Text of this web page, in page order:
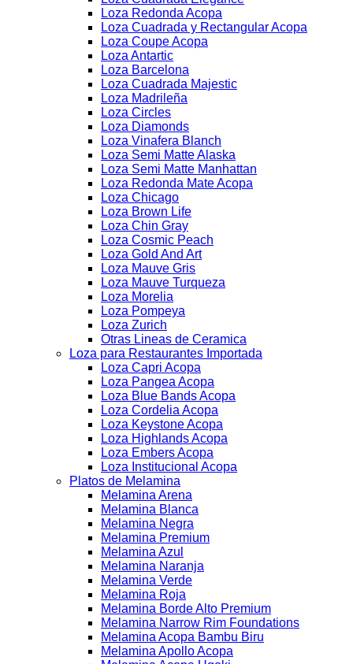
Loza Redonda Acopa
Loza Cuadrada y Rectangular Acopa
Loza Coupe Acopa
Loza Antartic
Loza Barcelona
Loza Cuadrada Majestic
Loza Madrileña
Loza Circles
Loza Diamonds
Loza Vinafera Blanch
Loza Semi Matte Alaska
Loza Semi Matte Manhattan
Loza Redonda Mate Acopa
Loza Chicago
Loza Brown Life
Loza Chin Gray
Loza Cosmic Peach
Loza Gold And Art
Loza Mauve Gris
Loza Mauve Turqueza
Loza Morelia
Loza Pompeya
Loza Zurich
Otras Lineas de Ceramica
Loza para Restaurantes Importada
Loza Capri Acopa
Loza Pangea Acopa
Loza Blue Bands Acopa
Loza Cordelia Acopa
Loza Keystone Acopa
Loza Highlands Acopa
Loza Embers Acopa
Loza Institucional Acopa
Platos de Melamina
Melamina Arena
Melamina Blanca
Melamina Negra
Melamina Premium
Melamina Azul
Melamina Naranja
Melamina Verde
Melamina Roja
Melamina Borde Alto Premium
Melamina Narrow Rim Foundations
Melamina Acopa Bambu Biru
Melamina Apollo Acopa